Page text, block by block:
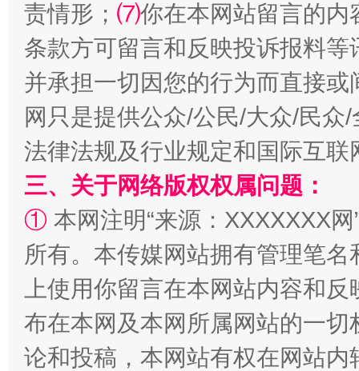
扯下公款旅游的“隐身衣”
“蜀中异人”王建安的艺术幻境
责情形； ⑺你在本网站留言的内
条款方可留言和反映投诉报料
并承担一切因您的行为而直接
网只是提供公众/公民/大众/民
法律法规及行业规定和国际互
三、关于网络版权权属问题：
① 本网注明“来源：XXXXXXX
所有。本传媒网站拥有管理笔
上使用你留言在本网站内容和
布在本网及本网所属网站的一
论和投稿，本网站有权在网站